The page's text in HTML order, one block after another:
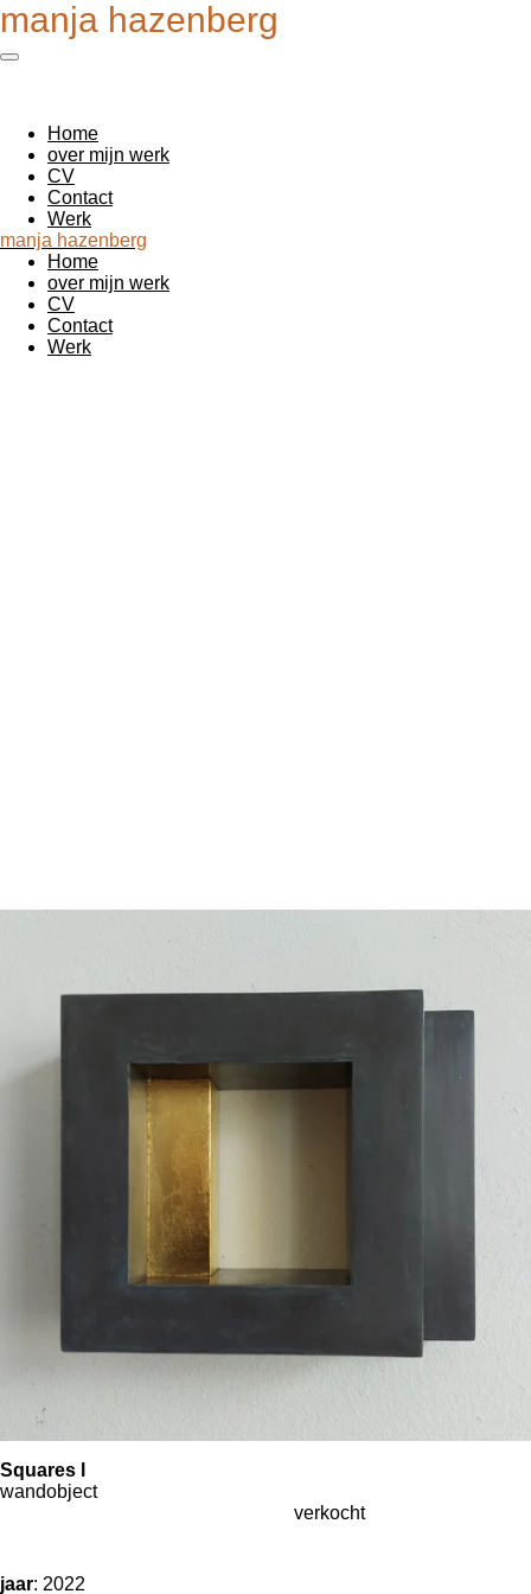
Ga
naar
manja hazenberg
Home
over mijn werk
CV
Contact
Werk
manja hazenberg
Home
over mijn werk
CV
Contact
Werk
Squares l
wandobject
verkocht
jaar: 2022